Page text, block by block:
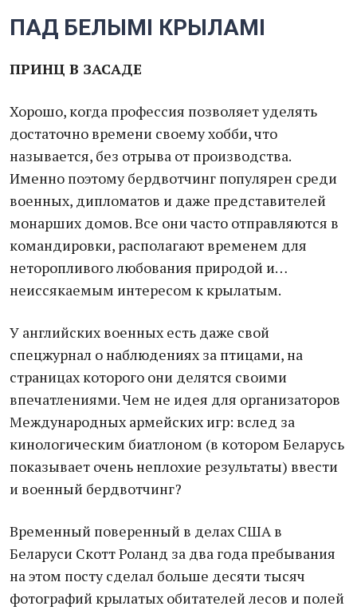
ПАД БЕЛЫМI КРЫЛАМI
ПРИНЦ В ЗАСАДЕ
Хорошо, когда профессия позволяет уделять
достаточно времени своему хобби, что
называется, без отрыва от производства.
Именно поэтому бердвотчинг популярен среди
военных, дипломатов и даже представителей
монарших домов. Все они часто отправляются в
командировки, располагают временем для
неторопливого любования природой и…
неиссякаемым интересом к крылатым.
У английских военных есть даже свой
спецжурнал о наблюдениях за птицами, на
страницах которого они делятся своими
впечатлениями. Чем не идея для организаторов
Международных армейских игр: вслед за
кинологическим биатлоном (в котором Беларусь
показывает очень неплохие результаты) ввести
и военный бердвотчинг?
Временный поверенный в делах США в
Беларуси Скотт Роланд за два года пребывания
на этом посту сделал больше десяти тысяч
фотографий крылатых обитателей лесов и полей